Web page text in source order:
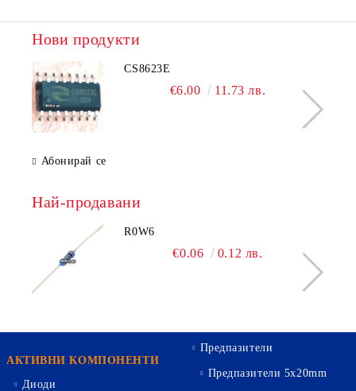
Нови продукти
CS8623E
€6.00 11.73 лв.
Абонирай се
Най-продавани
R0W6
€0.06 0.12 лв.
АКТИВНИ КОМПОНЕНТИ
Диоди
Предпазители
Предпазители 5х20mm